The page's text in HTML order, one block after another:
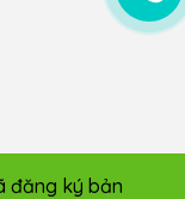
đăng ký bản